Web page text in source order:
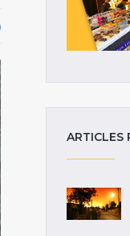
ARTICLES